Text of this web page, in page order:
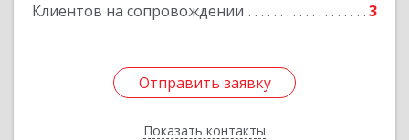
Клиентов на сопровождении 3
Отправить заявку
Показать контакты
Отправить заявку
Назад